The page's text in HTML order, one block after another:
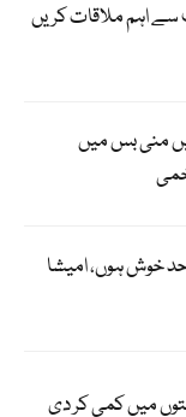
سے اہم ملاقات کریں
منی بس میں
حد خوش ہوں، امیشا
میں کمی کر دی